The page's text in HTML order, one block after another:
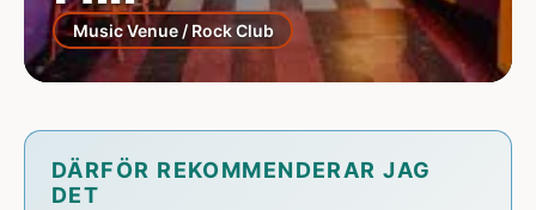
Music Venue / Rock Club
DÄRFÖR REKOMMENDERAR JAG
DET